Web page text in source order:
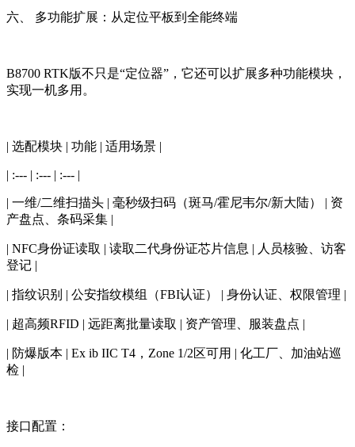
六、 多功能扩展：从定位平板到全能终端
B8700 RTK版不只是“定位器”，它还可以扩展多种功能模块，
实现一机多用。
| 选配模块 | 功能 | 适用场景 |
| :--- | :--- | :--- |
| 一维/二维扫描头 | 毫秒级扫码（斑马/霍尼韦尔/新大陆） | 资
产盘点、条码采集 |
| NFC身份证读取 | 读取二代身份证芯片信息 | 人员核验、访客
登记 |
| 指纹识别 | 公安指纹模组（FBI认证） | 身份认证、权限管理 |
| 超高频RFID | 远距离批量读取 | 资产管理、服装盘点 |
| 防爆版本 | Ex ib IIC T4，Zone 1/2区可用 | 化工厂、加油站巡
检 |
接口配置：